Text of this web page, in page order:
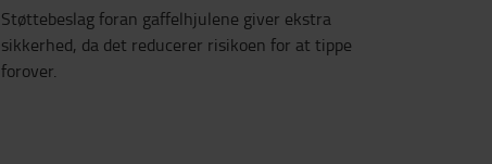
Støttebeslag foran gaffelhjulene giver ekstra
sikkerhed, da det reducerer risikoen for at tippe
forover.